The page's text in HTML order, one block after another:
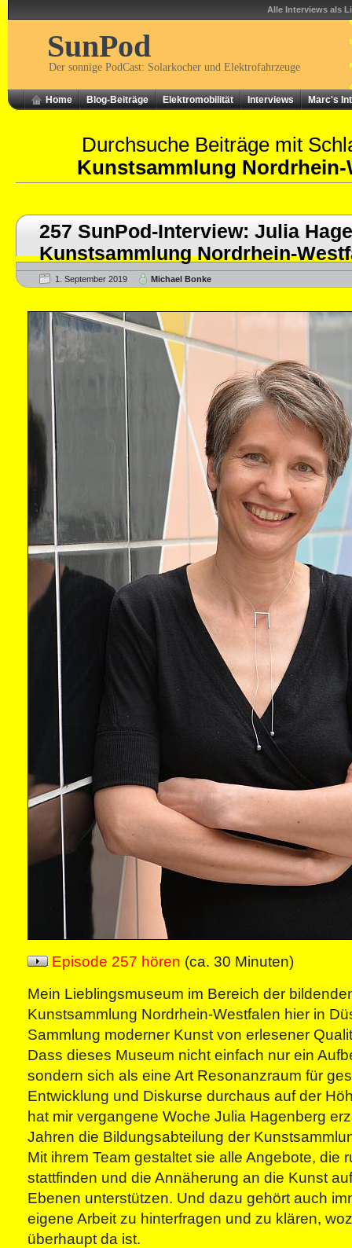
Alle Interviews als
SunPod
Der sonnige PodCast: Solarkocher und Elektrofahrzeuge
Home Blog-Beiträge Elektromobilität Interviews Marc's
Durchsuche Beiträge mit
Kunstsammlung Nordrhein-
257 SunPod-Interview: Julia
Kunstsammlung Nordrhein-
1. September 2019 Michael Bonke
Episode 257 hören (ca. 30 Minuten)
Mein Lieblingsmuseum im Bereich der
Kunstsammlung Nordrhein-Westfalen hier in
Sammlung moderner Kunst von erlesener
Dass dieses Museum nicht einfach nur ein
sondern sich als eine Art Resonanzraum für
Entwicklung und Diskurse durchaus auf der
hat mir vergangene Woche Julia Hagenberg
Jahren die Bildungsabteilung der
Mit ihrem Team gestaltet sie alle Angebote, die
stattfinden und die Annäherung an die Kunst
Ebenen unterstützen. Und dazu gehört auch
eigene Arbeit zu hinterfragen und zu klären,
überhaupt da ist.